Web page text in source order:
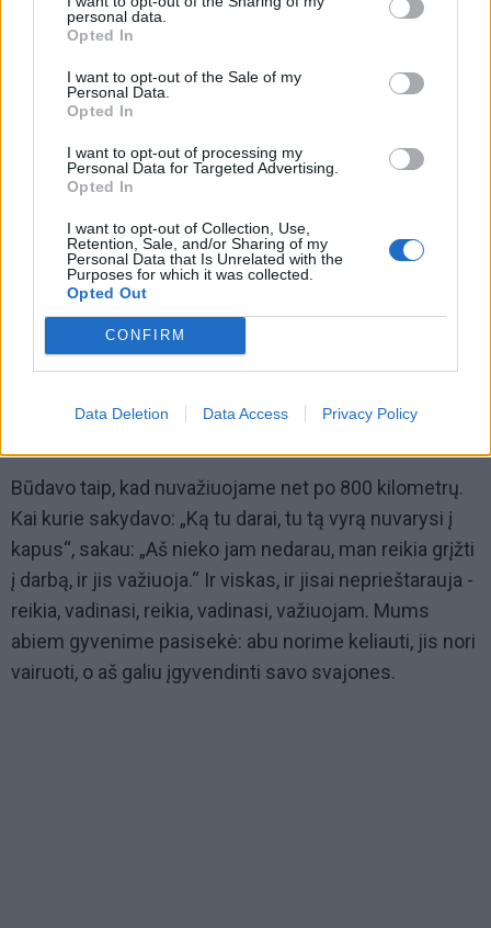
personal data.
Opted In
I want to opt-out of the Sale of my
Personal Data.
Opted In
I want to opt-out of processing my
Personal Data for Targeted Advertising.
Opted In
I want to opt-out of Collection, Use,
Retention, Sale, and/or Sharing of my
Personal Data that Is Unrelated with the
Purposes for which it was collected.
Opted Out
CONFIRM
Data Deletion Data Access Privacy Policy
Oho! Tikrai solidi kolekcija! Ar vairuojate
pasikeisdami?
Aš nevairuoju iš viso. Kaziui sėdėti prie vairo labai
patinka. Vienoks jis buityje, visiškai kitoks - prie vairo.
Tada net jo išvaizda pasikeičia. Jis be proto
Būdavo taip, kad nuvažiuojame net po 800 kilometrų.
Kai kurie sakydavo: „Ką tu darai, tu tą vyrą nuvarysi į
kapus“, sakau: „Aš nieko jam nedarau, man reikia grįžti
į darbą, ir jis važiuoja.“ Ir viskas, ir jisai neprieštarauja -
reikia, vadinasi, reikia, vadinasi, važiuojam. Mums
abiem gyvenime pasisekė: abu norime keliauti, jis nori
vairuoti, o aš galiu įgyvendinti savo svajones.